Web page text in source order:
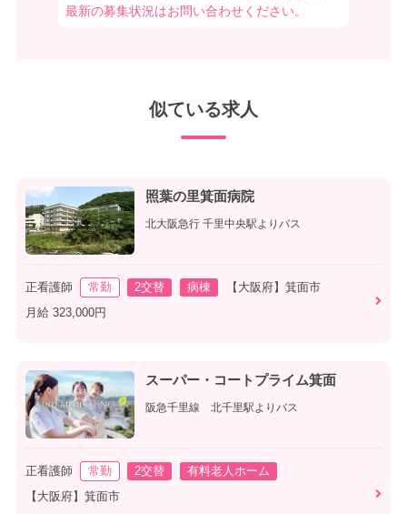
最新の募集状況はお問い合わせください。
似ている求人
照葉の里箕面病院
北大阪急行 千里中央駅よりバス
正看護師 常勤 2交替 病棟
【大阪府】箕面市
月給 323,000円
スーパー・コートプライム箕面
阪急千里線 北千里駅よりバス
正看護師 常勤 2交替
有料老人ホーム
【大阪府】箕面市